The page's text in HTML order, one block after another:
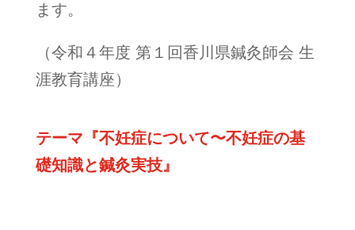
ます。
（令和４年度 第１ 回香川県鍼灸師会 生
涯教育講座）
テーマ『不妊症について〜不妊症の基
礎知識と鍼灸実技』